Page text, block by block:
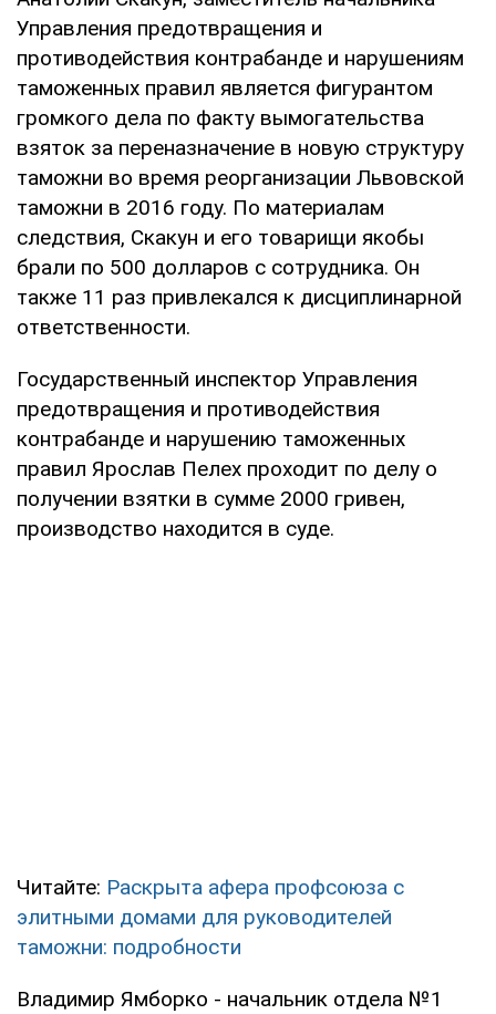
Управления предотвращения и
противодействия контрабанде и нарушениям
таможенных правил является фигурантом
громкого дела по факту вымогательства
взяток за переназначение в новую структуру
таможни во время реорганизации Львовской
таможни в 2016 году. По материалам
следствия, Скакун и его товарищи якобы
брали по 500 долларов с сотрудника. Он
также 11 раз привлекался к дисциплинарной
ответственности.
Государственный инспектор Управления
предотвращения и противодействия
контрабанде и нарушению таможенных
правил Ярослав Пелех проходит по делу о
получении взятки в сумме 2000 гривен,
производство находится в суде.
Читайте: Раскрыта афера профсоюза с
элитными домами для руководителей
таможни: подробности
Владимир Ямборко - начальник отдела №1